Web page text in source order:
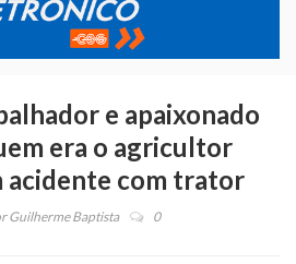
e apaixonado
era o agricultor
acidente com trator
Guilherme Baptista 0